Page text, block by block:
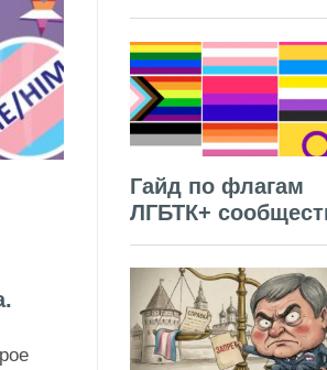
Гайд по флагам
ЛГБТК+